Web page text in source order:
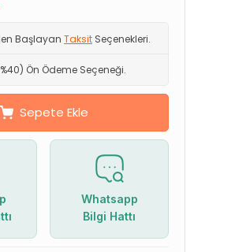
Başlayan Taksit Seçenekleri.
Ön Ödeme Seçeneği.
Sepete Ekle
Whatsapp
Bilgi Hattı